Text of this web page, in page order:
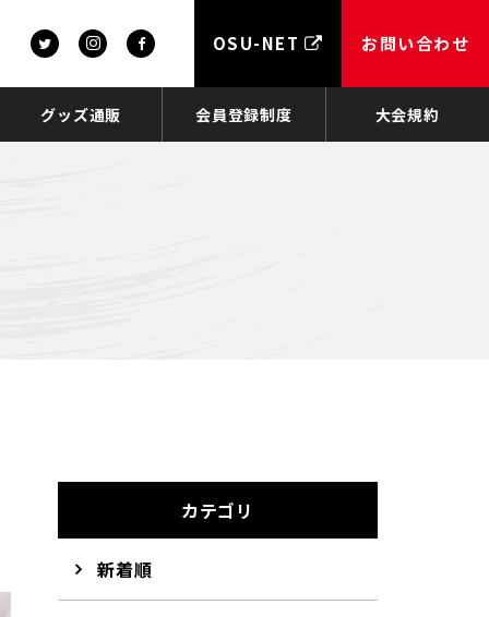
OSU-NET お問い合わせ
グッズ通販 会員登録制度 大会規約
カテゴリ
新着順